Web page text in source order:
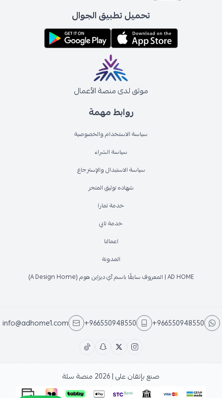
روابط مهمة
سياسة الاستخدام والخصوصية
سياسة الشراء
سياسة الاستبدال والإسترجاع
شهاده توثيق المتجر
خدمة تمارا
خدمة تابي
اعمالنا
المدونة
AD HOME | المعروف سابقًا باسم آي ديزاين هوم (A Design Home)
تحميل تطبيق الجوال
موثق لدى منصة الأعمال
+966550948550
+966550948550
info@adhome1.com
صنع بإتقان على | 2026 منصة سلة